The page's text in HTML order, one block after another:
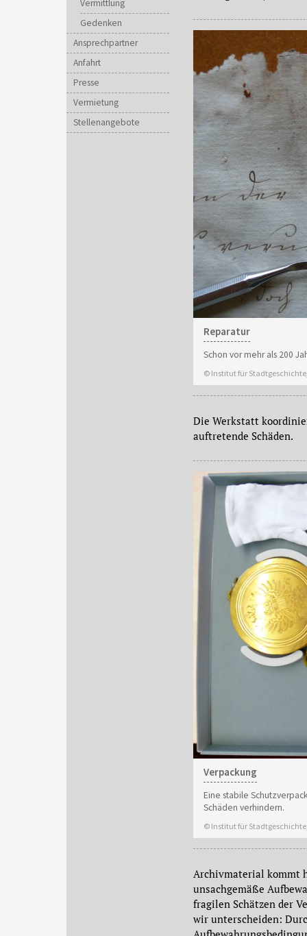
Vermittlung
Gedenken
Ansprechpartner
Anfahrt
Presse
Vermietung
Stellenangebote
Reparatur
Schon vor mehr als 200
© Institut für
Die Werkstatt
auftretende Schäden.
Verpackung
Eine stabile
Schäden verhindern.
© Institut für
Archivmaterial kommt
unsachgemäße
fragilen Schätzen der
wir unterscheiden: